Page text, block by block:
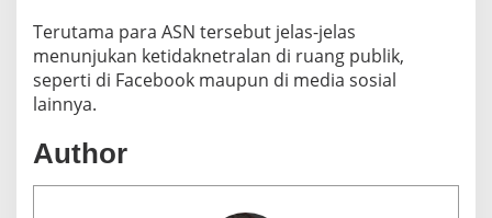
Terutama para ASN tersebut jelas-jelas
menunjukan ketidaknetralan di ruang publik,
seperti di Facebook maupun di media sosial
lainnya.
Author